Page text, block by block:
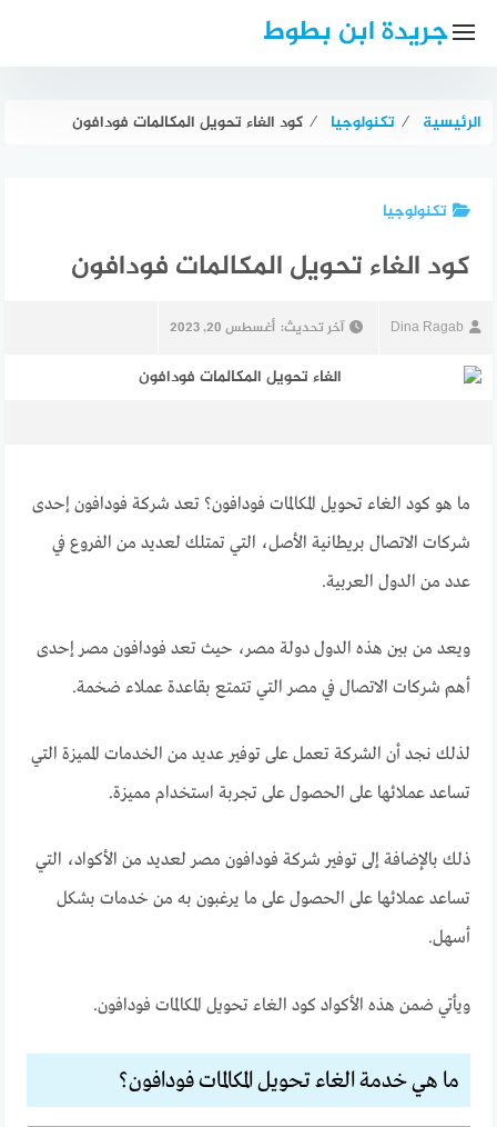
جريدة ابن بطوط
الرئيسية ⁄ تكنولوجيا ⁄ كود الغاء تحويل المكالمات فودافون
تكنولوجيا
كود الغاء تحويل المكالمات فودافون
Dina Ragab آخر تحديث: أغسطس 20, 2023
ما هو كود الغاء تحويل المكالمات فودافون؟ تعد شركة فودافون إحدى
شركات الاتصال بريطانية الأصل، التي تمتلك لعديد من الفروع في
عدد من الدول العربية.
ويعد من بين هذه الدول دولة مصر، حيث تعد فودافون مصر إحدى
أهم شركات الاتصال في مصر التي تتمتع بقاعدة عملاء ضخمة.
لذلك نجد أن الشركة تعمل على توفير عديد من الخدمات المميزة التي
تساعد عملائها على الحصول على تجربة استخدام مميزة.
ذلك بالإضافة إلى توفير شركة فودافون مصر لعديد من الأكواد، التي
تساعد عملائها على الحصول على ما يرغبون به من خدمات بشكل
أسهل.
ويأتي ضمن هذه الأكواد كود الغاء تحويل المكالمات فودافون.
ما هي خدمة الغاء تحويل المكالمات فودافون؟